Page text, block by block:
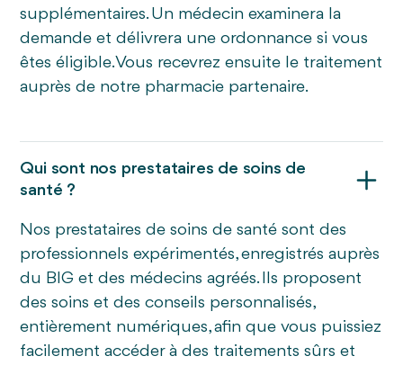
supplémentaires. Un médecin examinera la
demande et délivrera une ordonnance si vous
êtes éligible. Vous recevrez ensuite le traitement
auprès de notre pharmacie partenaire.
Qui sont nos prestataires de soins de
santé ?
Nos prestataires de soins de santé sont des
professionnels expérimentés, enregistrés auprès
du BIG et des médecins agréés. Ils proposent
des soins et des conseils personnalisés,
entièrement numériques, afin que vous puissiez
facilement accéder à des traitements sûrs et